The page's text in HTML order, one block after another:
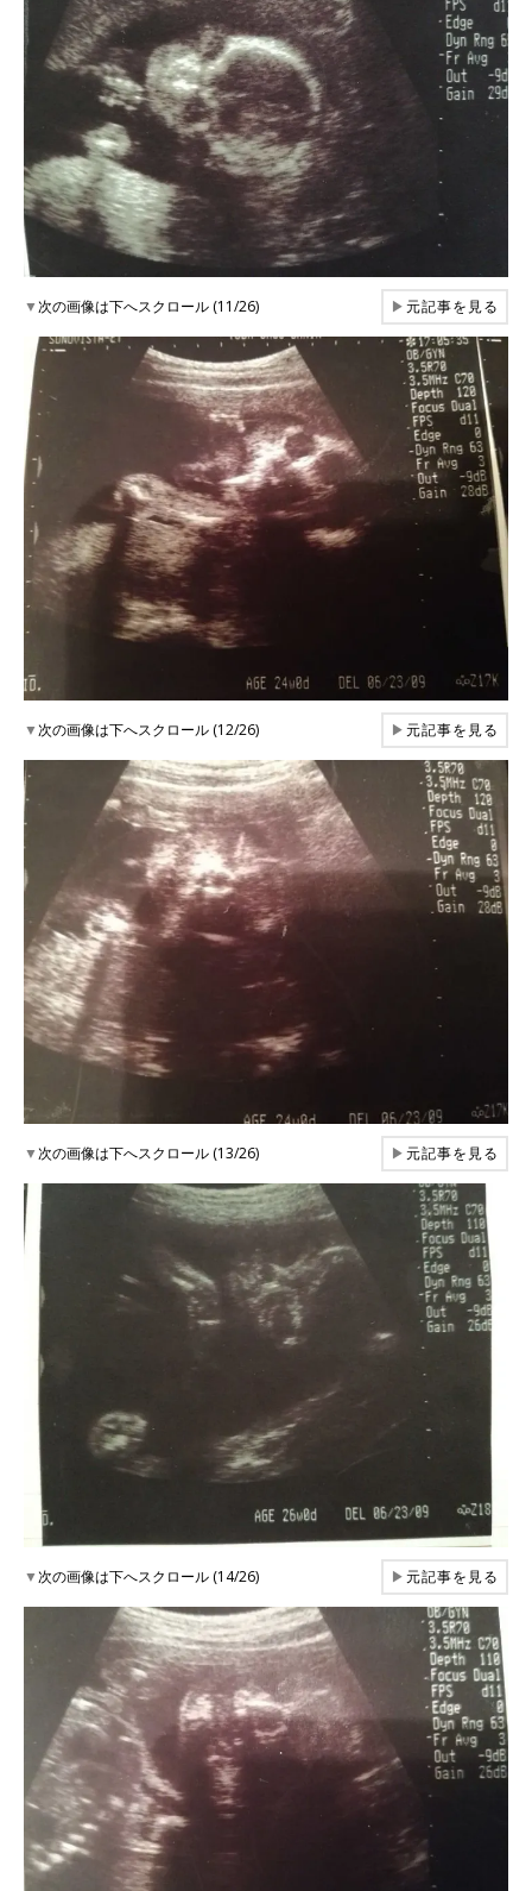
▼次の画像は下へスクロール (11/26) ▶元記事を見る
▼次の画像は下へスクロール (12/26) ▶元記事を見る
▼次の画像は下へスクロール (13/26) ▶元記事を見る
▼次の画像は下へスクロール (14/26) ▶元記事を見る